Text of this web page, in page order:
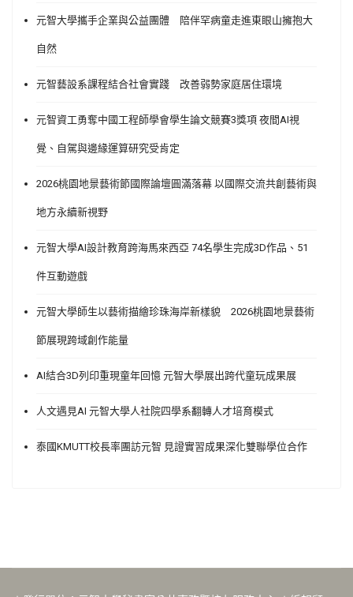
元智大學攜手企業與公益團體 陪伴罕病童走進東眼山擁抱大
自然
元智藝設系課程結合社會實踐 改善弱勢家庭居住環境
元智資工勇奪中國工程師學會學生論文競賽3獎項 夜間AI視
覺、自駕與邊緣運算研究受肯定
2026桃園地景藝術節國際論壇圓滿落幕 以國際交流共創藝術與
地方永續新視野
元智大學AI設計教育跨海馬來西亞 74名學生完成3D作品、51
件互動遊戲
元智大學師生以藝術描繪珍珠海岸新樣貌 2026桃園地景藝術
節展現跨域創作能量
AI結合3D列印重現童年回憶 元智大學展出跨代童玩成果展
人文遇見AI 元智大學人社院四學系翻轉人才培育模式
泰國KMUTT校長率團訪元智 見證實習成果深化雙聯學位合作